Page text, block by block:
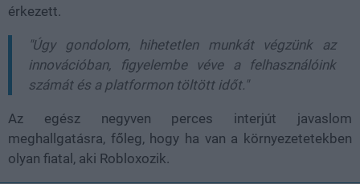
érkezett.
"Úgy gondolom, hihetetlen munkát végzünk az
innovációban, figyelembe véve a felhasználóink
számát és a platformon töltött időt."
Az egész negyven perces interjút javaslom
meghallgatásra, főleg, hogy ha van a környezetetekben
olyan fiatal, aki Robloxozik.